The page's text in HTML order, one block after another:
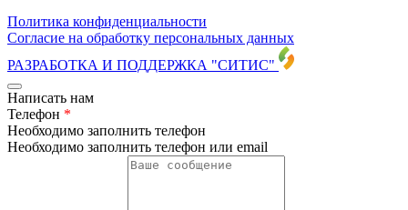
Политика конфиденциальности
Согласие на обработку персональных данных
РАЗРАБОТКА И ПОДДЕРЖКА "СИТИС"
Написать нам
Телефон *
Необходимо заполнить телефон
Необходимо заполнить телефон или email